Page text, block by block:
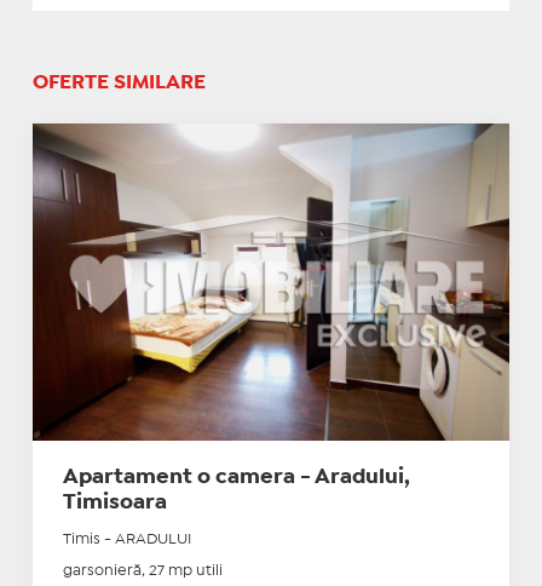
OFERTE SIMILARE
Apartament o camera - Aradului,
Timisoara
Timis - ARADULUI
garsonieră, 27 mp utili